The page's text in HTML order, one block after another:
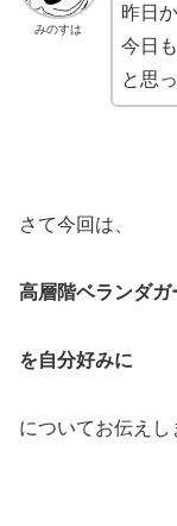
みのすは
昨日
今日
と思
さて今回は、
高層階ベランダガ
を自分好みに
についてお伝えし